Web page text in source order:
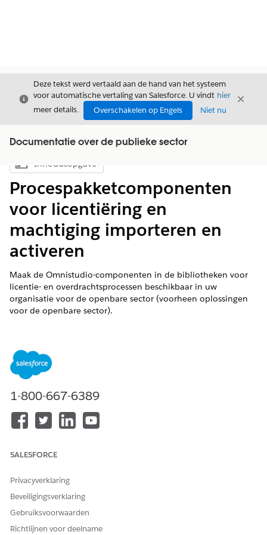
Sluiten
Deze tekst werd vertaald aan de hand van het systeem
voor automatische vertaling van Salesforce. U vindt hier
meer details.
Overschakelen op Engels Niet nu
Sluiten
Documentatie over de publieke sector
Inhoudsopgave weergeven
Inhoudsopgave
Procespakketcomponenten
voor licentiëring en
machtiging importeren en
activeren
Maak de Omnistudio-componenten in de bibliotheken voor
licentie- en overdrachtsprocessen beschikbaar in uw
organisatie voor de openbare sector (voorheen oplossingen
voor de openbare sector).
Ondersteunde productedities weergeven
importeren en activeren:
Selecteer
Blader naar het JSON-bestand voor het procespakket. Klik
op Openen en vervolgens op
Volg voor het selecteren van de te importeren items de
aanwijzingen. U kunt een of alle componenten in het
pakket selecteren, inclusief Omniscripts,
1-800-667-6389
SALESFORCE
Privacyverklaring
Beveiligingsverklaring
Gebruiksvoorwaarden
Richtlijnen voor deelname